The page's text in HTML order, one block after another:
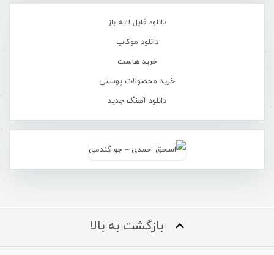
دانلود فایل لایه باز
دانلود موکاپ
خرید هاست
خرید محصولات پوستی
دانلود آهنگ جدید
بازگشت به بالا